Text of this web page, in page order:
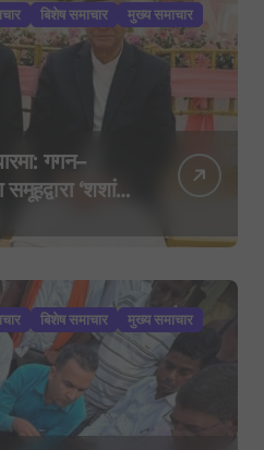
बिशेष समाचार
मुख्य समाचार
गगन–
‘शशांक
बिशेष समाचार
मुख्य समाचार